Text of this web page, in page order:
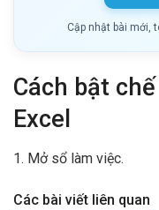
Cập nhật bài mới,
Cách bật
Excel
1. Mở sổ làm việc.
Các bài viết liên quan